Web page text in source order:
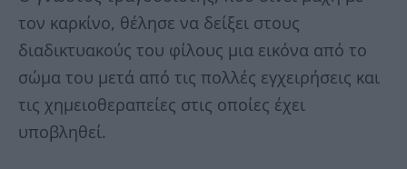
τον καρκίνο, θέλησε να δείξει στους
διαδικτυακούς του φίλους μια εικόνα από το
σώμα του μετά από τις πολλές εγχειρήσεις και
τις χημειοθεραπείες στις οποίες έχει
υποβληθεί.